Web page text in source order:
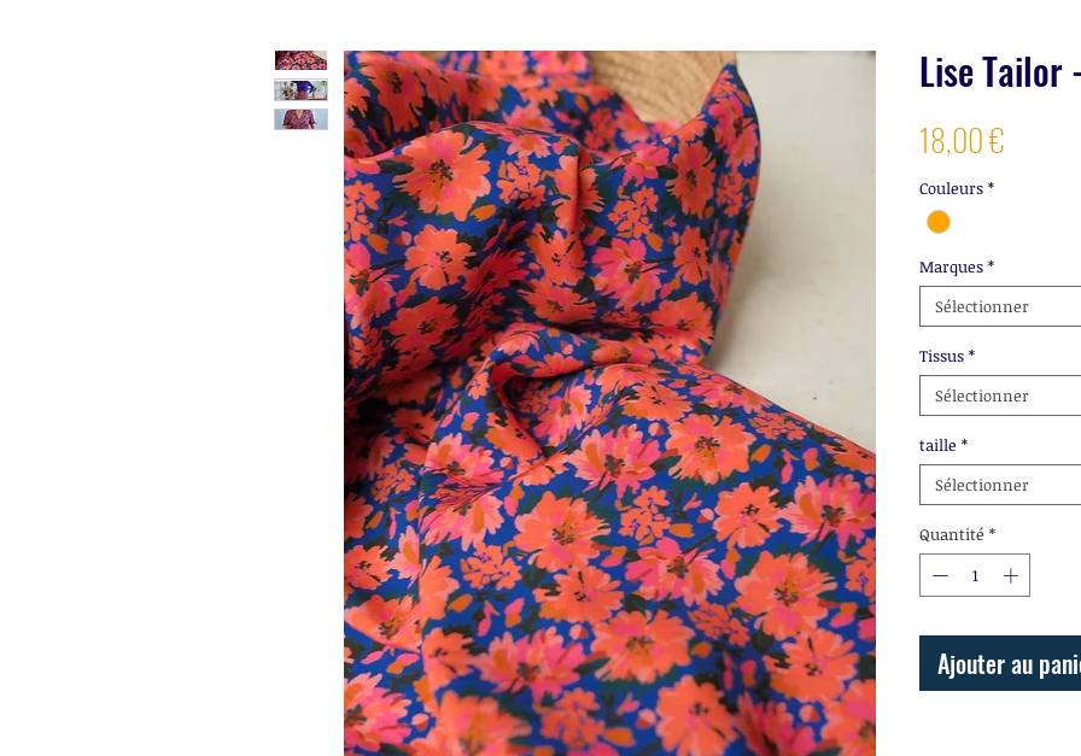
Lise Tailor
18,00 €
Couleurs *
Marques *
Sélectionner
Tissus *
Sélectionner
taille *
Sélectionner
Quantité *
Ajouter au